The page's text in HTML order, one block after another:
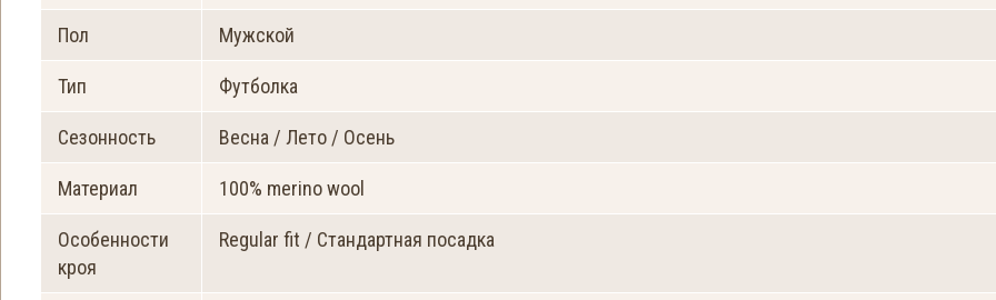
Пол Мужской
Тип Футболка
Сезонность Весна / Лето / Осень
Материал 100% merino wool
Особенности
кроя
Regular fit / Стандартная посадка